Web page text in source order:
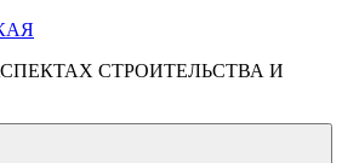
СТРОИТЕЛЬСТВА И